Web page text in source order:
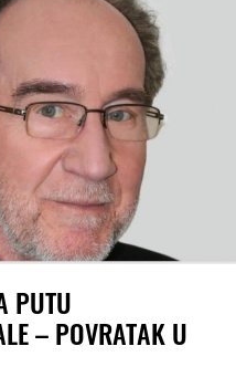
PUTU
– POVRATAK U